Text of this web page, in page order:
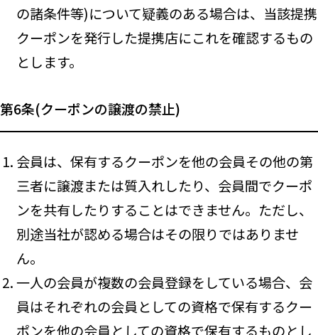
の諸条件等)について疑義のある場合は、当該提携
クーポンを発行した提携店にこれを確認するもの
とします。
第6条(クーポンの譲渡の禁止)
会員は、保有するクーポンを他の会員その他の第
三者に譲渡または質入れしたり、会員間でクーポ
ンを共有したりすることはできません。ただし、
別途当社が認める場合はその限りではありませ
ん。
一人の会員が複数の会員登録をしている場合、会
員はそれぞれの会員としての資格で保有するクー
ポンを他の会員としての資格で保有するものとし